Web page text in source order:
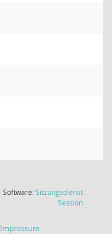
Software:Sitzungsdienst
Session(Wird in
Impressum